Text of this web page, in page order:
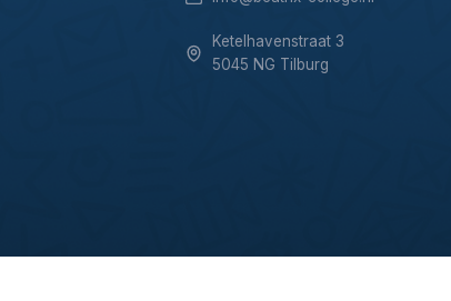
Ketelhavenstraat 3
5045 NG Tilburg